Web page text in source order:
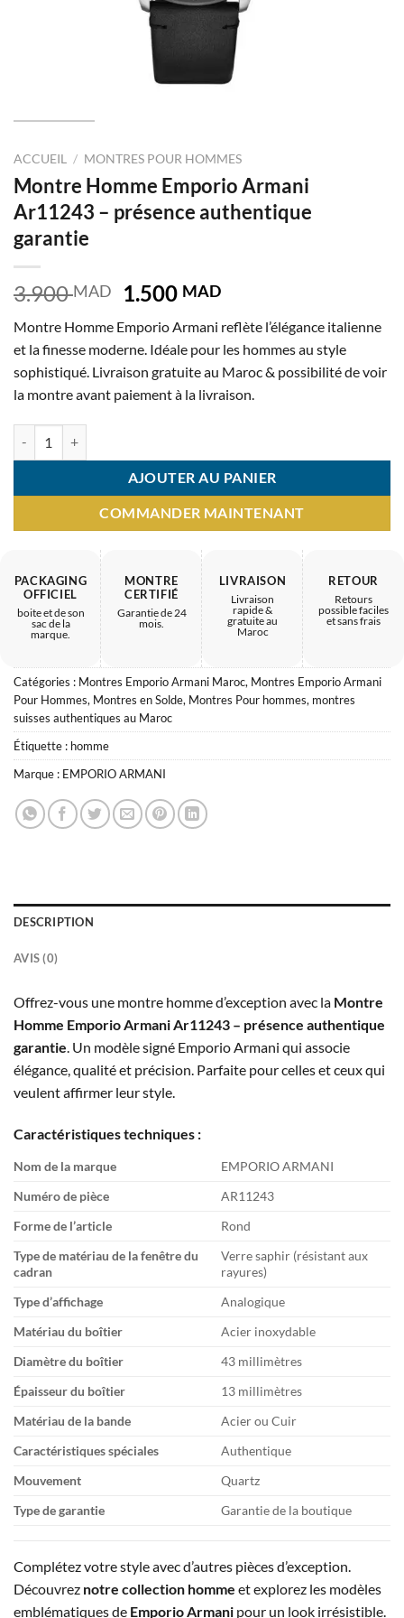
ACCUEIL / MONTRES POUR HOMMES
Montre Homme Emporio Armani
Ar11243 – présence authentique
garantie
3.900MAD
Le
initial
était :
3.900 MAD.
1.500 MADLe
actuel
est :
1.500 MAD.
Montre Homme Emporio Armani reflète l’élégance italienne
et la finesse moderne. Idéale pour les hommes au style
sophistiqué. Livraison gratuite au Maroc & possibilité de voir
la montre avant paiement à la livraison.
AJOUTER AU PANIER
COMMANDER MAINTENANT
PACKAGING
OFFICIEL
boite et de son
sac de la
marque.
MONTRE
CERTIFIÉ
Garantie de 24
mois.
LIVRAISON
Livraison
rapide &
gratuite au
Maroc
RETOUR
Retours
possible faciles
et sans frais
Catégories : Montres Emporio Armani Maroc, Montres Emporio Armani
Pour Hommes, Montres en Solde, Montres Pour hommes, montres
suisses authentiques au Maroc
Étiquette : homme
Marque : EMPORIO ARMANI
DESCRIPTION
AVIS (0)
Offrez-vous une montre homme d’exception avec la Montre
Homme Emporio Armani Ar11243 – présence authentique
garantie. Un modèle signé Emporio Armani qui associe
élégance, qualité et précision. Parfaite pour celles et ceux qui
veulent affirmer leur style.
Caractéristiques techniques :
Nom de la marque
EMPORIO ARMANI
Numéro de pièce
AR11243
Forme de l’article
Rond
Type de matériau de la fenêtre du
cadran
Verre saphir (résistant aux
rayures)
Type d’affichage
Analogique
Matériau du boîtier
Acier inoxydable
Diamètre du boîtier
43 millimètres
Épaisseur du boîtier
13 millimètres
Matériau de la bande
Acier ou Cuir
Caractéristiques spéciales
Authentique
Mouvement
Quartz
Type de garantie
Garantie de la boutique
Complétez votre style avec d’autres pièces d’exception.
Découvrez notre collection homme et explorez les modèles
emblématiques de Emporio Armani pour un look irrésistible.